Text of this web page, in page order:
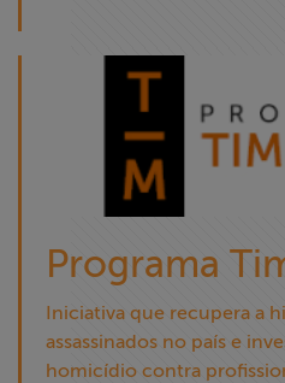
Programa
Iniciativa que recupera a
assassinados no país e
homicídio contra